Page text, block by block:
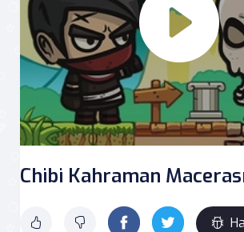
Chibi Kahraman